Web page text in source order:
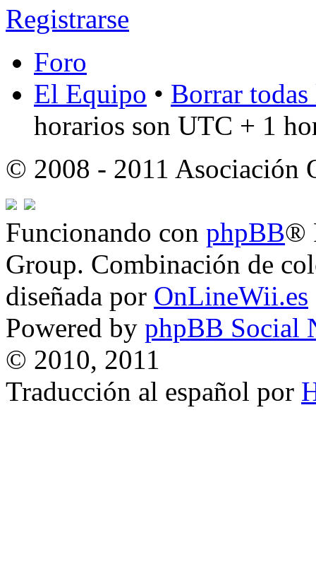
Registrarse
Foro
El Equipo • Borrar
horarios son UTC + 1
© 2008 - 2011 Asociación
Funcionando con phpBB®
Group. Combinación de
diseñada por OnLineWii.es
Powered by phpBB Social
© 2010, 2011
Traducción al español por